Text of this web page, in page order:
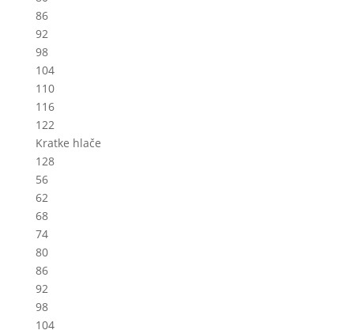
86
92
98
104
110
116
122
Kratke hlače
128
56
62
68
74
80
86
92
98
104